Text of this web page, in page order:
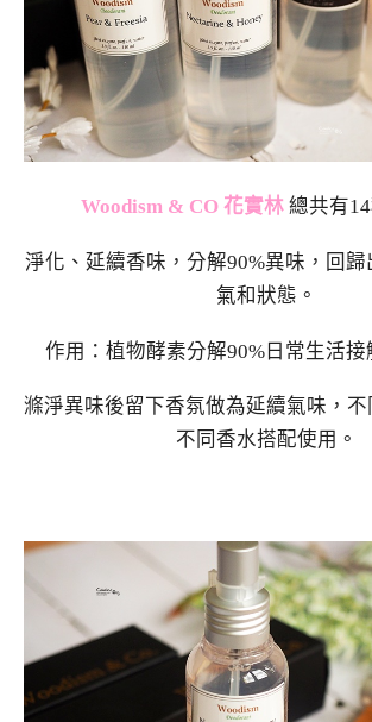
Woodism & CO 花實林 總共有
淨化、延續香味，分解90%異味，回
氣和狀態。
作用：植物酵素分解90%日常生活接
滌淨異味後留下香氛做為延續氣味，
不同香水搭配使用。